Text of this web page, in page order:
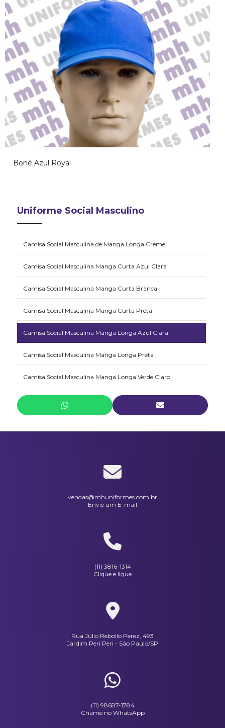
Boné Azul Royal
Uniforme Social Masculino
Camisa Social Masculina de Manga Longa Creme
Camisa Social Masculina Manga Curta Azul Clara
Camisa Social Masculina Manga Curta Branca
Camisa Social Masculina Manga Curta Preta
Camisa Social Masculina Manga Longa Azul Clara
Camisa Social Masculina Manga Longa Preta
Camisa Social Masculina Manga Longa Verde Claro
Gravata Masculina Com Nó Fixo Azul Marinho
Jaquetas Masculina Em Microfibra Peletizada Azul Marinho
vendas@mhuniformes.com.br
Envie um E-mail
(11) 3816-1314
Clique e ligue
Rua Júlio Rebollo Perez, 493
Jardim Peri Peri - São Paulo/SP
(11) 98687-1784
Chame no WhatsApp